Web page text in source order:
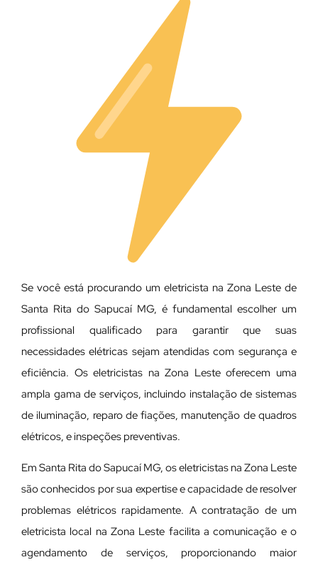
Se você está procurando um eletricista na Zona Leste de
Santa Rita do Sapucaí MG, é fundamental escolher um
profissional qualificado para garantir que suas
necessidades elétricas sejam atendidas com segurança e
eficiência. Os eletricistas na Zona Leste oferecem uma
ampla gama de serviços, incluindo instalação de sistemas
de iluminação, reparo de fiações, manutenção de quadros
elétricos, e inspeções preventivas.
Em Santa Rita do Sapucaí MG, os eletricistas na Zona Leste
são conhecidos por sua expertise e capacidade de resolver
problemas elétricos rapidamente. A contratação de um
eletricista local na Zona Leste facilita a comunicação e o
agendamento de serviços, proporcionando maior